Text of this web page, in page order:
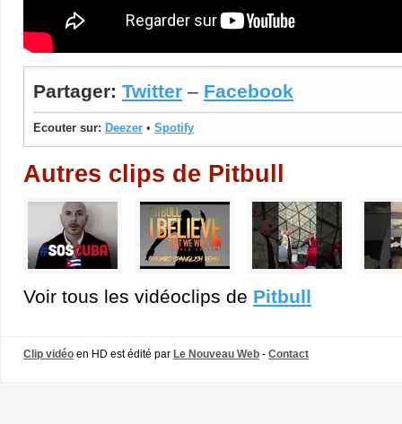
Partager: Twitter – Facebook
Ecouter sur: Deezer • Spotify
Autres clips de Pitbull
Voir tous les vidéoclips de Pitbull
Clip vidéo en HD est édité par Le Nouveau Web - Contact